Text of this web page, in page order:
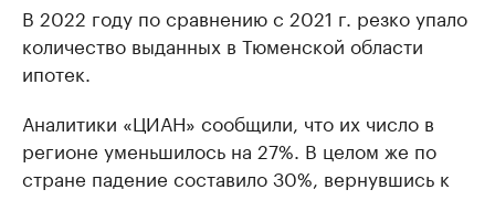
В 2022 году по сравнению с 2021 г. резко упало
количество выданных в Тюменской области
ипотек.
Аналитики «ЦИАН» сообщили, что их число в
регионе уменьшилось на 27%. В целом же по
стране падение составило 30%, вернувшись к